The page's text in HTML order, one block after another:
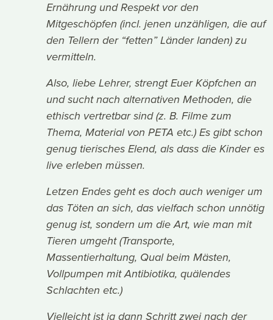
Ernährung und Respekt vor den
Mitgeschöpfen (incl. jenen unzähligen, die auf
den Tellern der “fetten” Länder landen) zu
vermitteln.
Also, liebe Lehrer, strengt Euer Köpfchen an
und sucht nach alternativen Methoden, die
ethisch vertretbar sind (z. B. Filme zum
Thema, Material von PETA etc.) Es gibt schon
genug tierisches Elend, als dass die Kinder es
live erleben müssen.
Letzen Endes geht es doch auch weniger um
das Töten an sich, das vielfach schon unnötig
genug ist, sondern um die Art, wie man mit
Tieren umgeht (Transporte,
Massentierhaltung, Qual beim Mästen,
Vollpumpen mit Antibiotika, quälendes
Schlachten etc.)
Vielleicht ist ja dann Schritt zwei nach der